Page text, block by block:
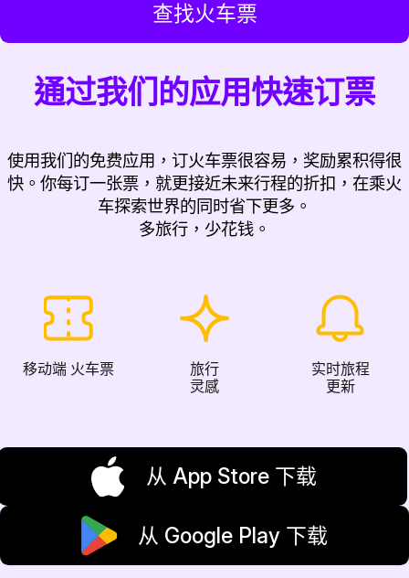
查找火车票
通过我们的应用快速订票
使用我们的免费应用，订火车票很容易，奖励累积得很
快。你每订一张票，就更接近未来行程的折扣，在乘火
车探索世界的同时省下更多。
多旅行，少花钱。
移动端 火车票
旅行
灵感
实时旅程
更新
从 App Store 下载
从 Google Play 下载